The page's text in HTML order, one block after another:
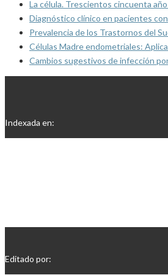
La célula. Trescientos cincuenta
Diagnóstico clínico en pacientes
Prevalencia de los Trastornos del
Células Madre endometriales:
Cambios sugestivos de infección
Indexada en:
Editado por: